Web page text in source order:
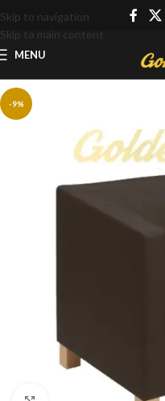
Skip to navigation
Skip to main content
MENU
-9%